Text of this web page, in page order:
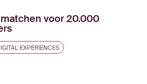
voor 20.000
EXPERIENCES